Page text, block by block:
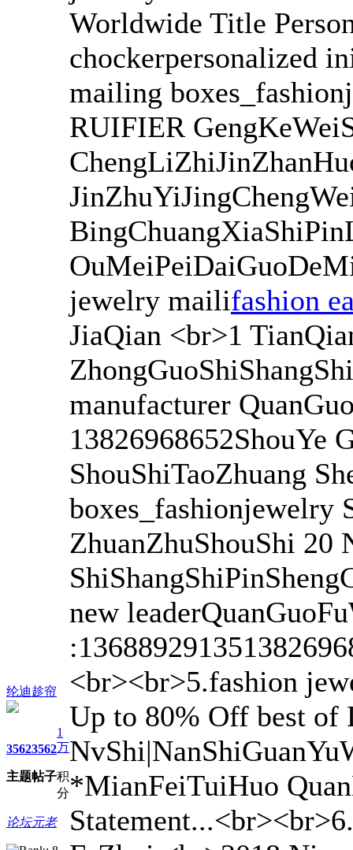
纶迪趁帘
3562
主题
3562
帖子
1
万
积
分
论坛元老
Worldwide Title
chockerpersonalized
mailing
RUIFIER
jewelry mailifashion
JiaQian <br>1
manufacturer
13826968652ShouYe
ShouShiTaoZhuang
boxes_fashionjewelry
ZhuanZhuShouShi 20
new
<br><br>5.fashion
Up to 80% Off best
*MianFeiTuiHuo